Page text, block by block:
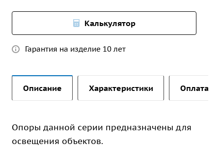
Калькулятор
Гарантия на изделие 10 лет
Описание Характеристики Оплата и
Опоры данной серии предназначены для
освещения объектов.